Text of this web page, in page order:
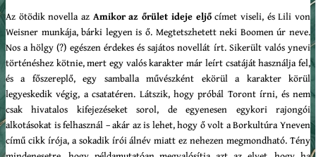
Az ötödik novella az Amikor az őrület ideje eljőcímet viseli, és Lili von
Weisner munkája, bárki legyen is ő. Megtetszhetett neki Boomen úr neve.
Nos a hölgy (?) egészen érdekes és sajátos novellát írt. Sikerült valós ynevi
történéshez kötnie, mert egy valós karakter már leírt csatáját használja fel,
és a főszereplő, egy samballa művészként ekörül a karakter körül
legyeskedik végig, a csatatéren. Látszik, hogy próbál Toront írni, és nem
csak hivatalos kifejezéseket sorol, de egyenesen egykori rajongói
alkotásokat is felhasznál – akár az is lehet, hogy ő volt a Borkultúra Yneven
című cikk írója, a sokadik írói álnév miatt ez nehezen megmondható. Tény